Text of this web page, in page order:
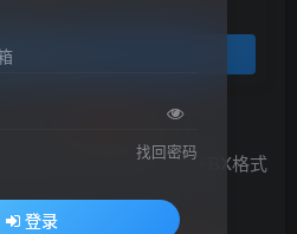
看
登录查看
蛋糕 免费3D模型下载 _FBX格式
找回密码
登录